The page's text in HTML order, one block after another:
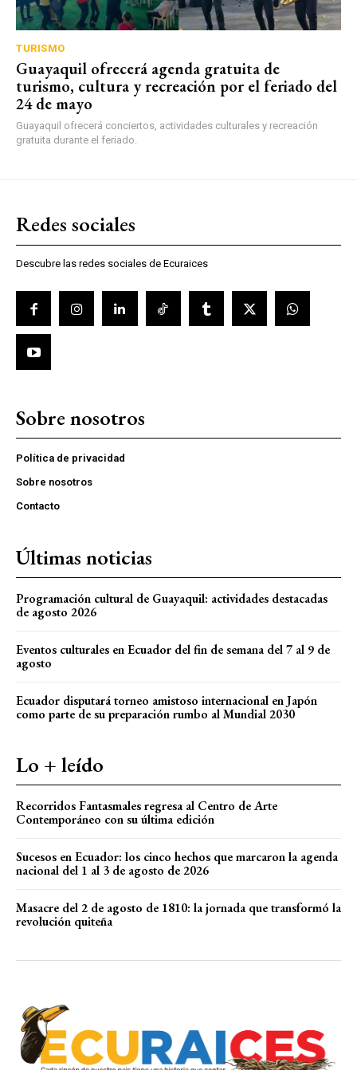
TURISMO
Guayaquil ofrecerá agenda gratuita de
turismo, cultura y recreación por el feriado del
24 de mayo
Guayaquil ofrecerá conciertos, actividades culturales y recreación
gratuita durante el feriado.
Redes sociales
Descubre las redes sociales de Ecuraices
Sobre nosotros
Política de privacidad
Sobre nosotros
Contacto
Últimas noticias
Programación cultural de Guayaquil: actividades destacadas
de agosto 2026
Eventos culturales en Ecuador del fin de semana del 7 al 9 de
agosto
Ecuador disputará torneo amistoso internacional en Japón
como parte de su preparación rumbo al Mundial 2030
Lo + leído
Recorridos Fantasmales regresa al Centro de Arte
Contemporáneo con su última edición
Sucesos en Ecuador: los cinco hechos que marcaron la agenda
nacional del 1 al 3 de agosto de 2026
Masacre del 2 de agosto de 1810: la jornada que transformó la
revolución quiteña